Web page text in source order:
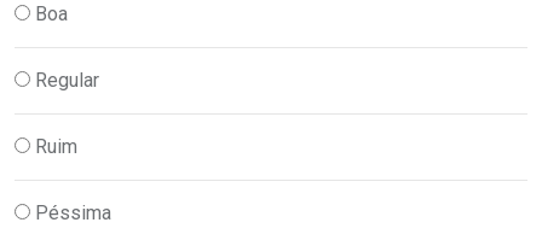
Boa
Regular
Ruim
Péssima